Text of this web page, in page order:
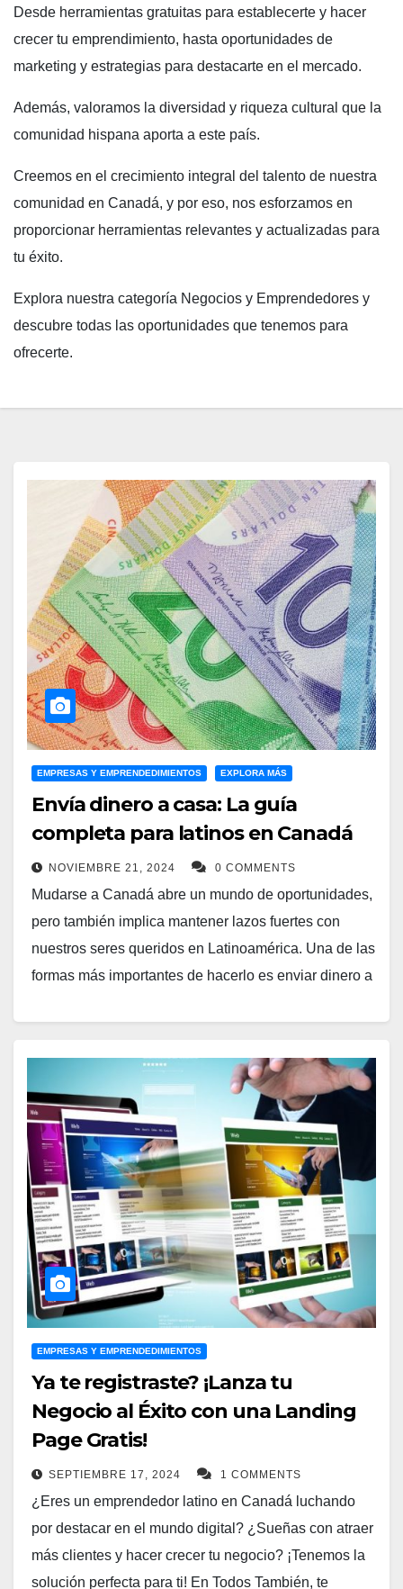
Desde herramientas gratuitas para establecerte y hacer
crecer tu emprendimiento, hasta oportunidades de
marketing y estrategias para destacarte en el mercado.
Además, valoramos la diversidad y riqueza cultural que la
comunidad hispana aporta a este país.
Creemos en el crecimiento integral del talento de nuestra
comunidad en Canadá, y por eso, nos esforzamos en
proporcionar herramientas relevantes y actualizadas para
tu éxito.
Explora nuestra categoría Negocios y Emprendedores y
descubre todas las oportunidades que tenemos para
ofrecerte.
EMPRESAS Y EMPRENDEDIMIENTOS EXPLORA MÁS
Envía dinero a casa: La guía
completa para latinos en Canadá
NOVIEMBRE 21, 2024 0 COMMENTS
Mudarse a Canadá abre un mundo de oportunidades,
pero también implica mantener lazos fuertes con
nuestros seres queridos en Latinoamérica. Una de las
formas más importantes de hacerlo es enviar dinero a
muestra de cariño.
Sin embargo, navegar por el mundo de las
transferencias internacionales puede ser confuso.
¿Cuál es la opción más rápida? ¿La más segura?
¿La más económica? En esta guía completa, te
ayudaremos a comprender las diferentes opciones
disponibles para enviar dinero a Latinoamérica desde
Canadá, analizando sus ventajas, desventajas y
costos.
Opciones para enviar
dinero a Latinoamérica
Existen diversas maneras de enviar dinero desde
Canadá a Latinoamérica. Las más comunes son:
1Transferencias bancarias:
Cómo funciona: Envías dinero directamente
desde tu cuenta bancaria canadiense a una
cuenta bancaria en Latinoamérica.
EMPRESAS Y EMPRENDEDIMIENTOS
Ya te registraste? ¡Lanza tu
Negocio al Éxito con una Landing
Page Gratis!
SEPTIEMBRE 17, 2024 1 COMMENTS
¿Eres un emprendedor latino en Canadá luchando
por destacar en el mundo digital? ¿Sueñas con atraer
más clientes y hacer crecer tu negocio? ¡Tenemos la
solución perfecta para ti! En Todos También, te